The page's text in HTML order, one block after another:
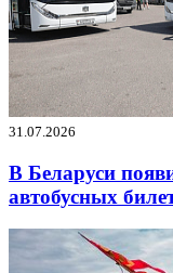
31.07.2026
В Беларуси
автобусных